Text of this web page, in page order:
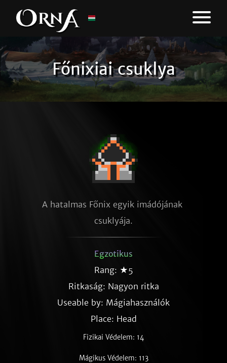
Főnixiai csuklya
A hatalmas Főnix egyik imádójának
csuklyája.
Egzotikus
Rang: ★5
Ritkaság: Nagyon ritka
Useable by: Mágiahasználók
Place: Head
Fizikai Védelem: 14
Mágikus Védelem: 113